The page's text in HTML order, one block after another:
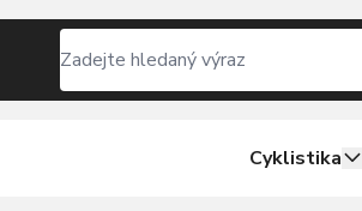
Cyklistika